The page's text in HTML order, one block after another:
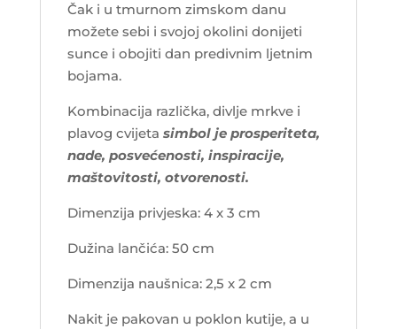
Čak i u tmurnom zimskom danu
možete sebi i svojoj okolini donijeti
sunce i obojiti dan predivnim ljetnim
bojama.
Kombinacija različka, divlje mrkve i
plavog cvijeta simbol je prosperiteta,
nade, posvećenosti, inspiracije,
maštovitosti, otvorenosti.
Dimenzija privjeska: 4 x 3 cm
Dužina lančića: 50 cm
Dimenzija naušnica: 2,5 x 2 cm
Nakit je pakovan u poklon kutije, a u